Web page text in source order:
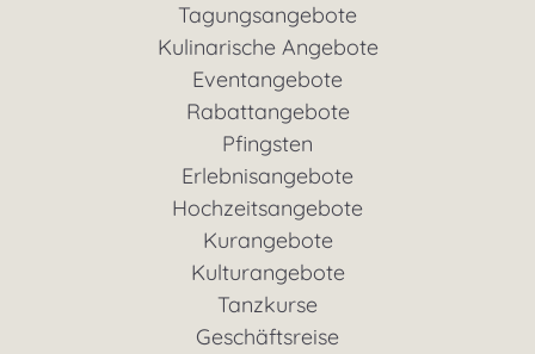
Tagungsangebote
Kulinarische Angebote
Eventangebote
Rabattangebote
Pfingsten
Erlebnisangebote
Hochzeitsangebote
Kurangebote
Kulturangebote
Tanzkurse
Geschäftsreise